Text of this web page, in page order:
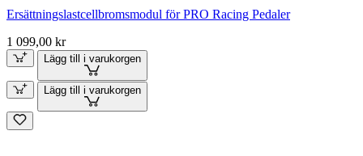
Ersättningslastcellbromsmodul för PRO Racing Pedaler
1 099,00 kr
Lägg till i varukorgen
Lägg till i varukorgen